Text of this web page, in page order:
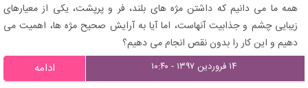
همه ما می دانیم که داشتن مژه های بلند، فر و پرپشت، یکی از معیارهای
زیبایی چشم و جذابیت آنهاست، اما آیا به آرایش صحیح مژه ها، اهمیت می
دهیم و این کار را بدون نقص انجام می دهیم؟
۱۴ فروردین ۱۳۹۷ - ۱۰:۴۰ ادامه